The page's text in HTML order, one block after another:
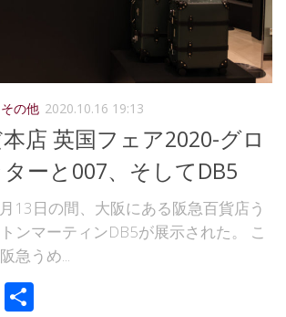
その他 2020.10.16 19:13
店 英国フェア2020-グロ
ーと007、そしてDB5
13日の間、大阪にある阪急百貨店う
ンマーティンDB5が展示された。 こ
急うめ...
Email